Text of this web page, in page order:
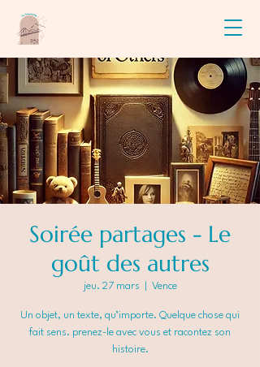
Soirée partages - Le
goût des autres
jeu. 27 mars Vence
Un objet, un texte, qu’importe. Quelque chose qui
fait sens. prenez-le avec vous et racontez son
histoire.